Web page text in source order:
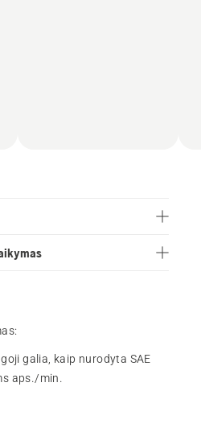
galia, kaip nurodyta SAE
aps./min.